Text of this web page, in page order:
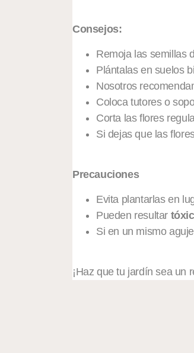
Consejos:
Remoja las semillas
Plántalas en suelos
Nosotros
Coloca tutores o
Corta las flores
Si dejas que las
Precauciones
Evita plantarlas en
Pueden resultar
Si en un mismo
¡Haz que tu jardín sea un